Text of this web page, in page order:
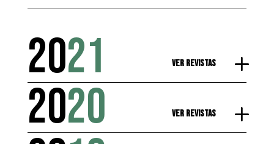
2021 Ver Revistas
2020 Ver Revistas